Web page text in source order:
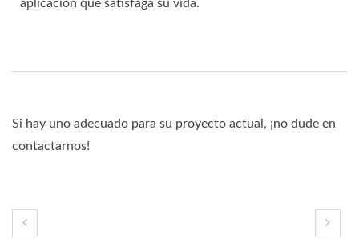
aplicación que satisfaga su vida.
Si hay uno adecuado para su proyecto actual, ¡no dude en
contactarnos!